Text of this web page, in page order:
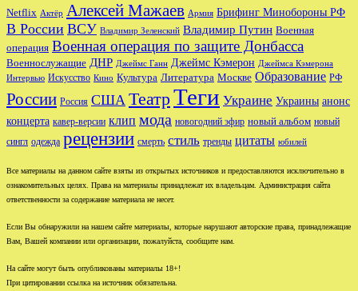
Netflix Актёр Алексей Мажаев Армия Брифинг Минобороны РФ
В России ВСУ Владимир Зеленский Владимир Путин Военная
операция Военная операция по защите Донбасса
Военнослужащие ДНР Джеймс Ганн Джеймс Кэмерон Джеймса Кэмерона
Интервью Искусство Кино Культура Литература Москве Образование РФ
России Россия США ТеатрТеги Украине Украины анонс
концерта кавер-версии клип мода новогодний эфир новый альбом новый
сингл одежда рецензии смерть стиль тренды цитаты юбилей
Все материалы на данном сайте взяты из открытых источников и предоставляются исключительно в
ознакомительных целях. Права на материалы принадлежат их владельцам. Администрация сайта
ответственности за содержание материала не несет.
Если Вы обнаружили на нашем сайте материалы, которые нарушают авторские права, принадлежащие
Вам, Вашей компании или организации, пожалуйста, сообщите нам.
На сайте могут быть опубликованы материалы 18+!
При цитировании ссылка на источник обязательна.